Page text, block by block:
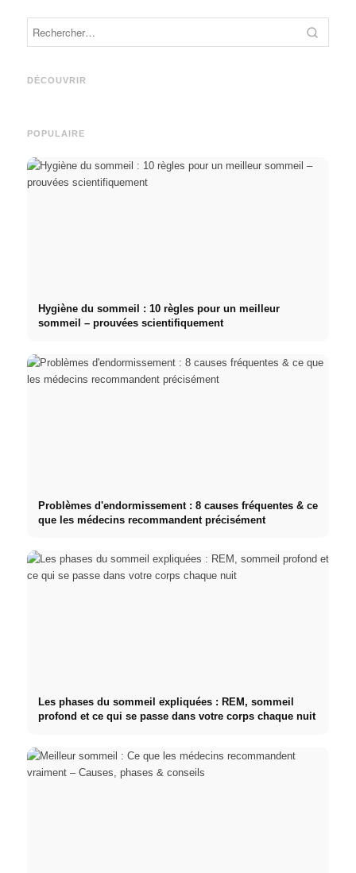
DÉCOUVRIR
Deutschlandstipendium,
Stage pratique chez des
POPULAIRE
Hygiène du sommeil : 10 règles pour un meilleur
sommeil – prouvées scientifiquement
Problèmes d'endormissement : 8 causes fréquentes & ce
que les médecins recommandent précisément
Les phases du sommeil expliquées : REM, sommeil
profond et ce qui se passe dans votre corps chaque nuit